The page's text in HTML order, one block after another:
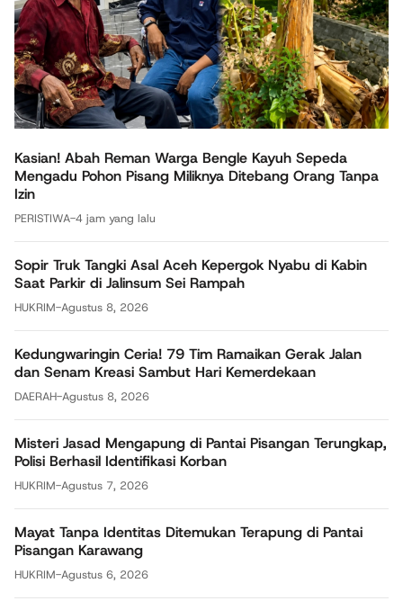
Kasian! Abah Reman Warga Bengle Kayuh Sepeda
Mengadu Pohon Pisang Miliknya Ditebang Orang Tanpa
Izin
PERISTIWA-4 jam yang lalu
Sopir Truk Tangki Asal Aceh Kepergok Nyabu di Kabin
Saat Parkir di Jalinsum Sei Rampah
HUKRIM-Agustus 8, 2026
Kedungwaringin Ceria! 79 Tim Ramaikan Gerak Jalan
dan Senam Kreasi Sambut Hari Kemerdekaan
DAERAH-Agustus 8, 2026
Misteri Jasad Mengapung di Pantai Pisangan Terungkap,
Polisi Berhasil Identifikasi Korban
HUKRIM-Agustus 7, 2026
Mayat Tanpa Identitas Ditemukan Terapung di Pantai
Pisangan Karawang
HUKRIM-Agustus 6, 2026